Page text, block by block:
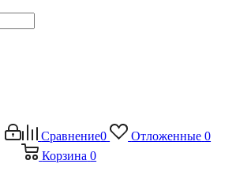
Сравнение0 Отложенные 0
Корзина 0